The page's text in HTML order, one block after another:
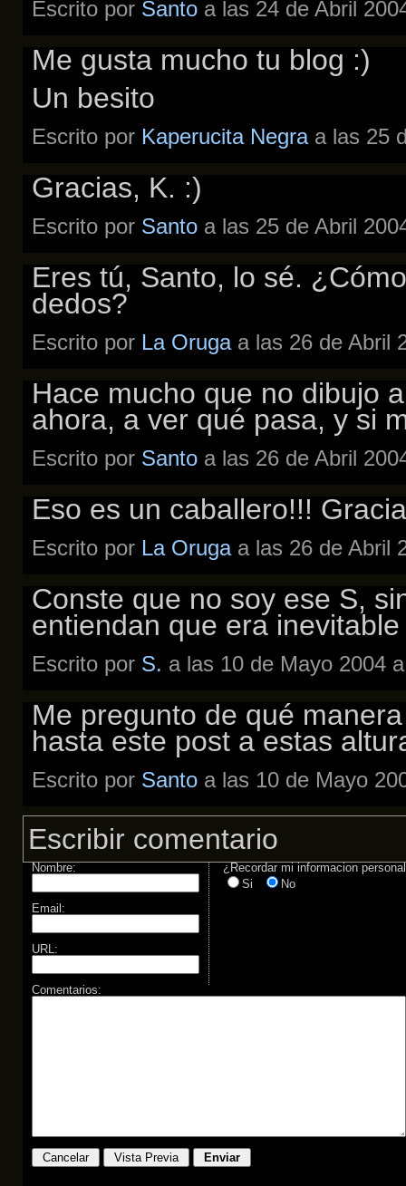
Escrito por Santo a las 24 de Abril
Me gusta mucho tu blog :)
Un besito
Escrito por Kaperucita Negraa las 25
Gracias, K. :)
Escrito por Santo a las 25 de Abril
Eres tú, Santo, lo sé.
dedos?
Escrito por La Orugaa las 26 de Abril
Hace mucho que no dibujo
ahora, a ver qué pasa, y si
Escrito por Santo a las 26 de Abril
Eso es un caballero!!!
Escrito por La Orugaa las 26 de Abril
Conste que no soy ese S,
entiendan que era
Escrito por S. a las 10 de Mayo 2004
Me pregunto de qué
hasta este post a estas
Escrito por Santo a las 10 de Mayo
Escribir comentario
Nombre:
Email:
URL:
¿Recordar mi informacion
Si
No
Comentarios: